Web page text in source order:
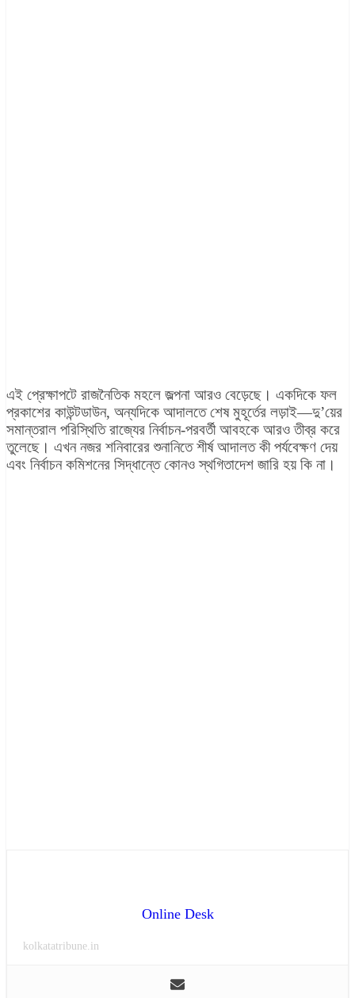
এই প্রেক্ষাপটে রাজনৈতিক মহলে জল্পনা আরও বেড়েছে। একদিকে ফল
প্রকাশের কাউন্টডাউন, অন্যদিকে আদালতে শেষ মুহূর্তের লড়াই—দু’য়ের
সমান্তরাল পরিস্থিতি রাজ্যের নির্বাচন-পরবর্তী আবহকে আরও তীব্র করে
তুলেছে। এখন নজর শনিবারের শুনানিতে শীর্ষ আদালত কী পর্যবেক্ষণ দেয়
এবং নির্বাচন কমিশনের সিদ্ধান্তে কোনও স্থগিতাদেশ জারি হয়কি না।
Online Desk
kolkatatribune.in